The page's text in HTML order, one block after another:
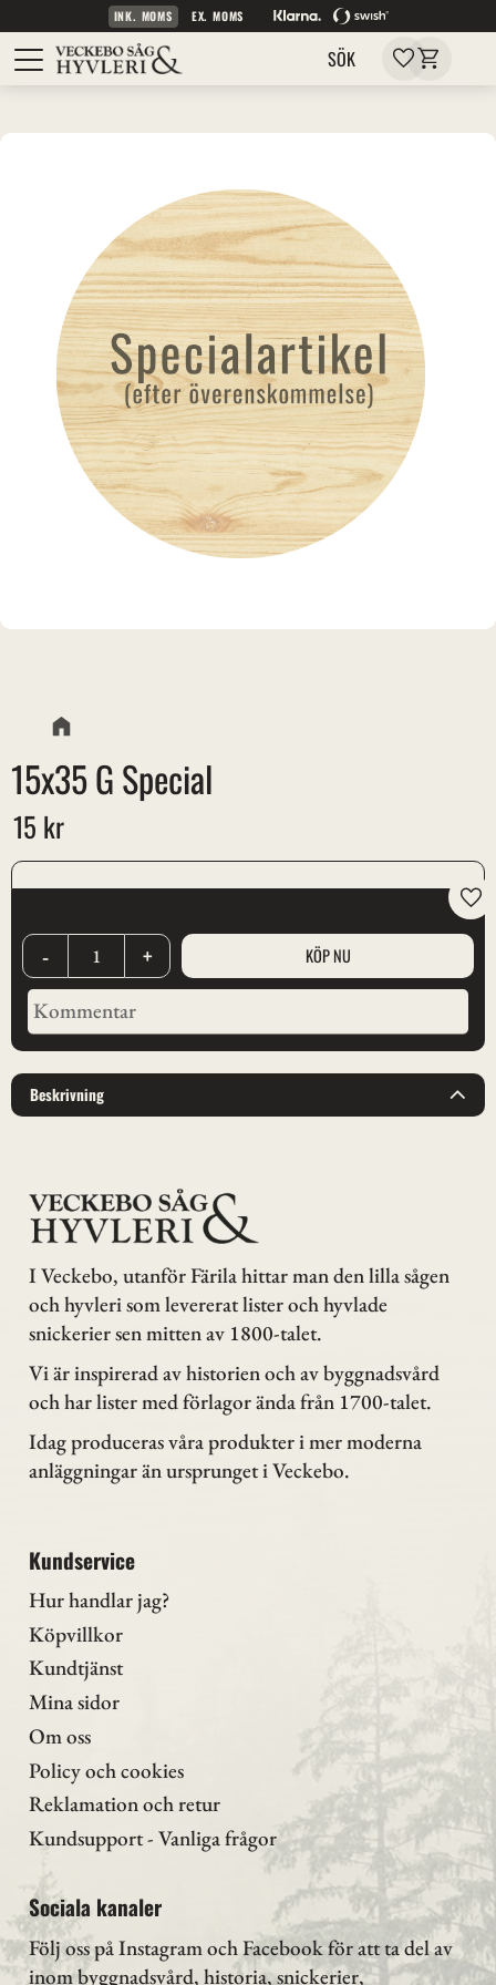
Meny
INK. MOMS EX. MOMS
SÖK Favoriter
Kundvagn
15x35 G Special
15 kr
+
-
Beskrivning
I Veckebo, utanför Färila hittar man den lilla sågen
och hyvleri som levererat lister och hyvlade
snickerier sen mitten av 1800-talet.
Vi är inspirerad av historien och av byggnadsvård
och har lister med förlagor ända från 1700-talet.
Idag produceras våra produkter i mer moderna
anläggningar än ursprunget i Veckebo.
Kundservice
Hur handlar jag?
Köpvillkor
Kundtjänst
Mina sidor
Om oss
Policy och cookies
Reklamation och retur
Kundsupport - Vanliga frågor
Sociala kanaler
Följ oss på Instagramoch Facebook för att ta del av
inom byggnadsvård, historia, snickerier,